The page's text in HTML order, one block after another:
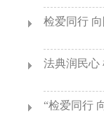
检爱同行